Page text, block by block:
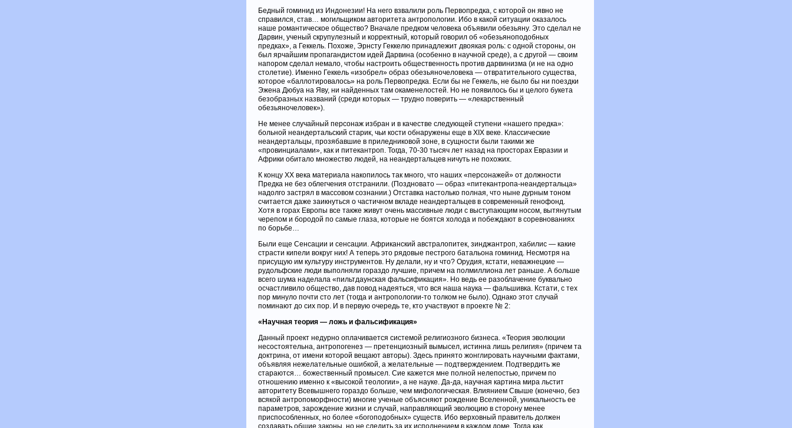
Бедный гоминид из Индонезии! На него взвалили роль Первопредка, с которой он явно не
справился, став… могильщиком авторитета антропологии. Ибо в какой ситуации оказалось
наше романтическое общество? Вначале предком человека объявили обезьяну. Это сделал не
Дарвин, ученый скрупулезный и корректный, который говорил об «обезьяноподобных
предках», а Геккель. Похоже, Эрнсту Геккелю принадлежит двоякая роль: с одной стороны, он
был ярчайшим пропагандистом идей Дарвина (особенно в научной среде), а с другой — своим
напором сделал немало, чтобы настроить общественность против дарвинизма (и не на одно
столетие). Именно Геккель «изобрел» образ обезьяночеловека — отвратительного существа,
которое «баллотировалось» на роль Первопредка. Если бы не Геккель, не было бы ни поездки
Эжена Дюбуа на Яву, ни найденных там окаменелостей. Но не появилось бы и целого букета
безобразных названий (среди которых — трудно поверить — «лекарственный
обезьяночеловек»).
Не менее случайный персонаж избран и в качестве следующей ступени «нашего предка»:
больной неандертальский старик, чьи кости обнаружены еще в XIX веке. Классические
неандертальцы, прозябавшие в приледниковой зоне, в сущности были такими же
«провинциалами», как и питекантроп. Тогда, 70-30 тысяч лет назад на просторах Евразии и
Африки обитало множество людей, на неандертальцев ничуть не похожих.
К концу ХХ века материала накопилось так много, что наших «персонажей» от должности
Предка не без облегчения отстранили. (Поздновато — образ «питекантропа-неандертальца»
надолго застрял в массовом сознании.) Отставка настолько полная, что ныне дурным тоном
считается даже заикнуться о частичном вкладе неандертальцев в современный генофонд.
Хотя в горах Европы все также живут очень массивные люди с выступающим носом, вытянутым
черепом и бородой по самые глаза, которые не боятся холода и побеждают в соревнованиях
по борьбе…
Были еще Сенсации и сенсации. Африканский австралопитек, зинджантроп, хабилис — какие
страсти кипели вокруг них! А теперь это рядовые пестрого батальона гоминид. Несмотря на
присущую им культуру инструментов. Ну делали, ну и что? Орудия, кстати, неважнецкие —
рудольфские люди выполняли гораздо лучшие, причем на полмиллиона лет раньше. А больше
всего шума наделала «пильтдаунская фальсификация». Но ведь ее разоблачение буквально
осчастливило общество, дав повод надеяться, что вся наша наука — фальшивка. Кстати, с тех
пор минуло почти сто лет (тогда и антропологии-то толком не было). Однако этот случай
поминают до сих пор. И в первую очередь те, кто участвуют в проекте № 2:
«Научная теория — ложь и фальсификация»
Данный проект недурно оплачивается системой религиозного бизнеса. «Теория эволюции
несостоятельна, антропогенез — претенциозный вымысел, истинна лишь религия» (причем та
доктрина, от имени которой вещают авторы). Здесь принято жонглировать научными фактами,
объявляя нежелательные ошибкой, а желательные — подтверждением. Подтвердить же
стараются… божественный промысел. Сие кажется мне полной нелепостью, причем по
отношению именно к «высокой теологии», а не науке. Да-да, научная картина мира льстит
авторитету Всевышнего гораздо больше, чем мифологическая. Влиянием Свыше (конечно, без
всякой антропоморфности) многие ученые объясняют рождение Вселенной, уникальность ее
параметров, зарождение жизни и случай, направляющий эволюцию в сторону менее
приспособленных, но более «богоподобных» существ. Ибо верховный правитель должен
создавать общие законы, но не следить за их исполнением в каждом доме. Тогда как